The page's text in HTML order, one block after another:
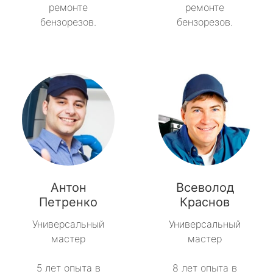
ремонте
бензорезов.
ремонте
бензорезов.
Антон
Петренко
Универсальный
мастер
5 лет опыта в
Всеволод
Краснов
Универсальный
мастер
8 лет опыта в